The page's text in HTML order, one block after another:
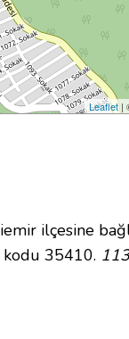
Leaflet|
ilçesine
35410.